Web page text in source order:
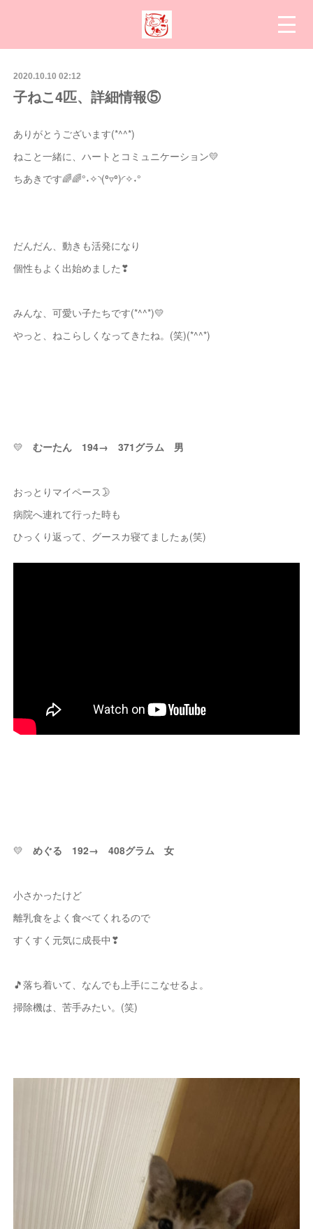
2020.10.10 02:12
子ねこ4匹、詳細情報⑤
ありがとうございます(*^^*)
ねこと一緒に、ハートとコミュニケーション💛
ちあきです🌈🌈°˖✧◝(⁰▿⁰)◜✧˖°
だんだん、動きも活発になり
個性もよく出始めました❣
みんな、可愛い子たちです(*^^*)💛
やっと、ねこらしくなってきたね。(笑)(*^^*)
💛 むーたん 194→ 371グラム 男
おっとりマイペース🌛
病院へ連れて行った時も
ひっくり返って、グースカ寝てましたぁ(笑)
💛 めぐる 192→ 408グラム 女
小さかったけど
離乳食をよく食べてくれるので
すくすく元気に成長中❣
🎵落ち着いて、なんでも上手にこなせるよ。
掃除機は、苦手みたい。(笑)